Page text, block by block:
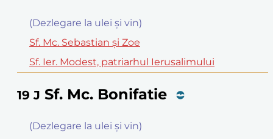
(Dezlegare la ulei şi vin)
Sf. Mc. Sebastian şi Zoe
Sf. Ier. Modest, patriarhul Ierusalimului
19 J Sf. Mc. Bonifatie
(Dezlegare la ulei şi vin)